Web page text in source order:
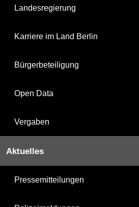
Landesregierung
Karriere im Land Berlin
Bürgerbeteiligung
Open Data
Vergaben
Aktuelles
Pressemitteilungen